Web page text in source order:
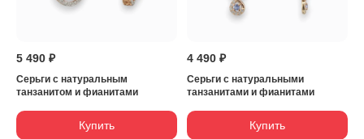
5 490 ₽
Серьги с натуральным
танзанитом и фианитами
Купить
4 490 ₽
Серьги с натуральными
танзанитами и фианитами
Купить